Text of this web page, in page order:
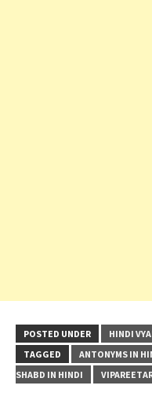
POSTED UNDER HINDI
TAGGED
ANTONYMS IN
SHABD IN HINDI